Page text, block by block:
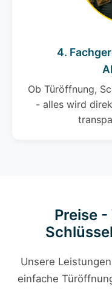
4.
Ob Türöffnung,
- alles wird
Preise
Unsere
einfache